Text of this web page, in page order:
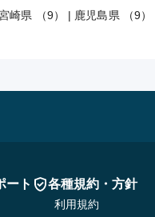
崎県 （9） | 鹿児島県 （9）
ート 各種規約・方針
利用規約